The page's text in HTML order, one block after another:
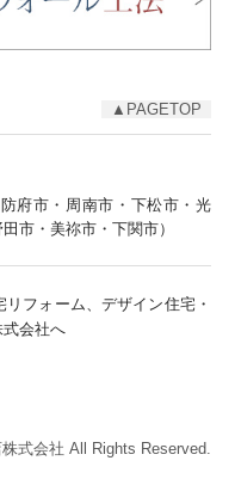
▲PAGETOP
府市・周南市・下松市・光
市・美祢市・下関市）
フォーム、デザイン住宅・
会社へ
式会社 All Rights Reserved.